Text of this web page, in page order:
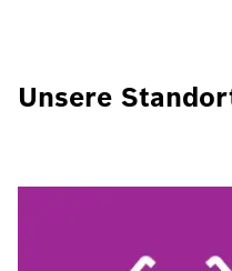
Unsere